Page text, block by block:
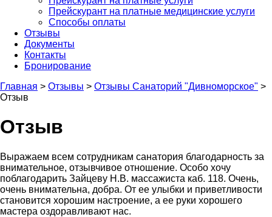
Прейскурант на платные медицинские услуги
Способы оплаты
Отзывы
Документы
Контакты
Бронирование
Главная > Отзывы > Отзывы Санаторий "Дивноморское" >
Отзыв
Отзыв
Выражаем всем сотрудникам санатория благодарность за
внимательное, отзывчивое отношение. Особо хочу
поблагодарить Зайцеву Н.В. массажиста каб. 118. Очень,
очень внимательна, добра. От ее улыбки и приветливости
становится хорошим настроение, а ее руки хорошего
мастера оздоравливают нас.